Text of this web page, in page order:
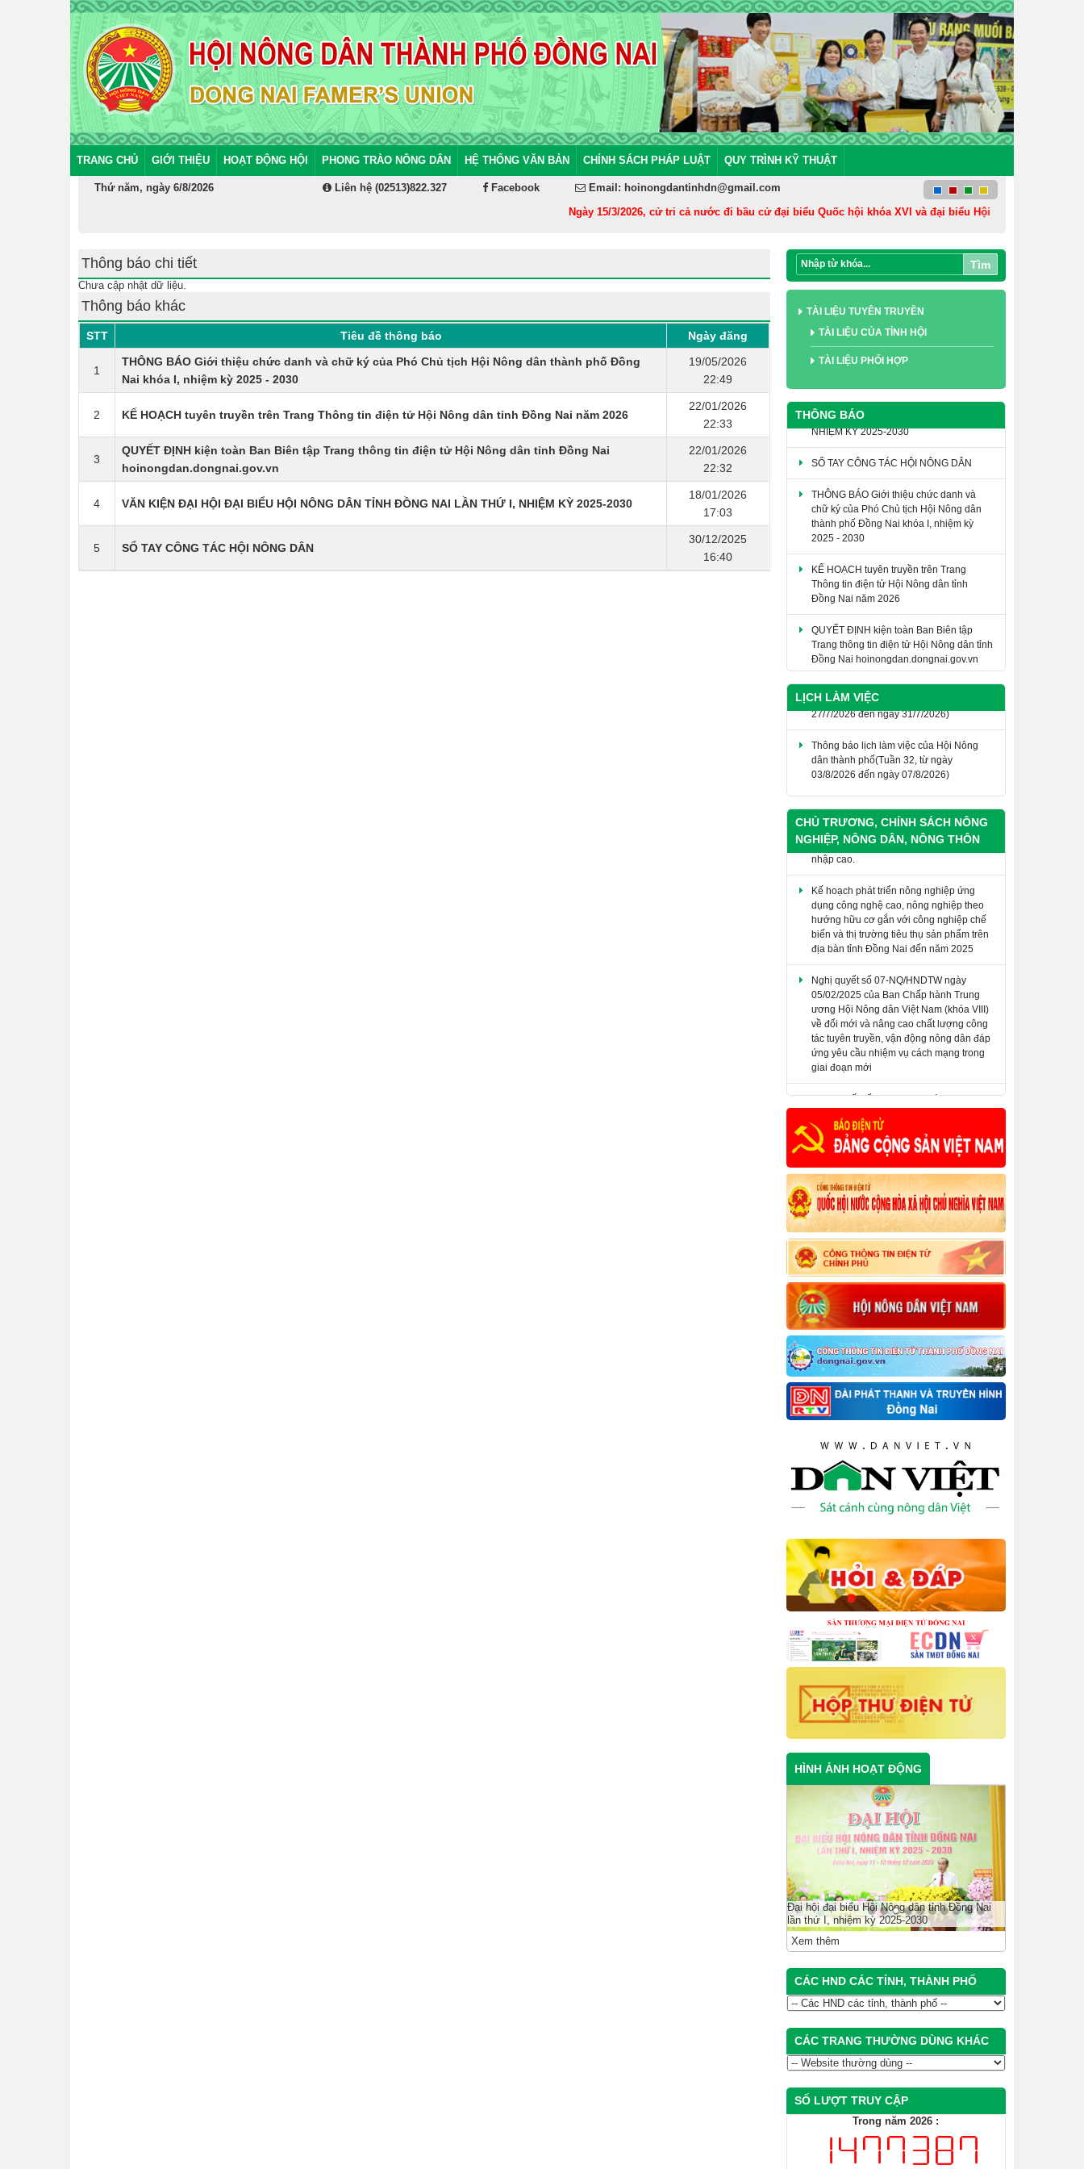
TRANG CHỦ GIỚI THIỆU HOẠT ĐỘNG HỘI PHONG TRÀO NÔNG DÂN HỆ THỐNG VĂN BẢN CHÍNH SÁCH PHÁP LUẬT QUY TRÌNH KỸ THUẬT
Thứ năm, ngày 6/8/2026 Liên hệ (02513)822.327 Facebook
Email: hoinongdantinhdn@gmail.com
Ngày 15/3/2026, cử tri cả nước đi bầu cử đại biểu Quốc hội khóa XVI và đại biểu Hội đồng nhân dân các
Tìm
Thông báo chi tiết
Chưa cập nhật dữ liệu.
Thông báo khác
STT Tiêu đề thông báo Ngày đăng
1
THÔNG BÁO Giới thiệu chức danh và chữ ký của Phó Chủ tịch Hội Nông dân thành phố Đồng
Nai khóa I, nhiệm kỳ 2025 - 2030
19/05/2026
22:49
2 KẾ HOẠCH tuyên truyền trên Trang Thông tin điện tử Hội Nông dân tỉnh Đồng Nai năm 2026
22/01/2026
22:33
3
QUYẾT ĐỊNH kiện toàn Ban Biên tập Trang thông tin điện tử Hội Nông dân tỉnh Đồng Nai
hoinongdan.dongnai.gov.vn
22/01/2026
22:32
4 VĂN KIỆN ĐẠI HỘI ĐẠI BIỂU HỘI NÔNG DÂN TỈNH ĐỒNG NAI LẦN THỨ I, NHIỆM KỲ 2025-2030
18/01/2026
17:03
5 SỔ TAY CÔNG TÁC HỘI NÔNG DÂN
30/12/2025
16:40
TÀI LIỆU TUYÊN TRUYỀN
TÀI LIỆU CỦA TỈNH HỘI
TÀI LIỆU PHỐI HỢP
THÔNG BÁO
chữ ký của Phó Chủ tịch Hội Nông dân
thành phố Đồng Nai khóa I, nhiệm kỳ
2025 - 2030
Thông tin điện tử Hội Nông dân tỉnh
Đồng Nai năm 2026
Trang thông tin điện tử Hội Nông dân tỉnh
Đồng Nai hoinongdan.dongnai.gov.vn
VĂN KIỆN ĐẠI HỘI ĐẠI BIỂU HỘI NÔNG
DÂN TỈNH ĐỒNG NAI LẦN THỨ I,
NHIỆM KỲ 2025-2030
LỊCH LÀM VIỆC
Thông báo lịch làm việc của Hội Nông
03/8/2026 đến ngày 07/8/2026)
THÔNG BÁO Lịch làm việc của Hội Nông
dân thành phố (Tuần 31, từ ngày
27/7/2026 đến ngày 31/7/2026)
CHỦ TRƯƠNG, CHÍNH SÁCH NÔNG
NGHIỆP, NÔNG DÂN, NÔNG THÔN
Kế hoạch phát triển nông nghiệp ứng
dụng công nghệ cao, nông nghiệp theo
hướng hữu cơ gắn với công nghiệp chế
biến và thị trường tiêu thụ sản phẩm trên
địa bàn tỉnh Đồng Nai đến năm 2025
​Nghị quyết số 07-NQ/HNDTW ngày
05/02/2025 của Ban Chấp hành Trung
ương Hội Nông dân Việt Nam (khóa VIII)
về đổi mới và nâng cao chất lượng công
tác tuyên truyền, vận động nông dân đáp
ứng yêu cầu nhiệm vụ cách mạng trong
giai đoạn mới
Nghị quyết số 20-NQ/TW ngày 16/6/2022
về tiếp tục đổi mới, phát triển và nâng
cao hiệu quả kinh tế tập thể trong giai
đoạn mới
Nghị quyết số 19-NQ/TW ngày 16/6/2022
về nông nghiệp, nông dân, nông thôn
đến năm 2030, tầm nhìn đến năm 2045
Nghị quyết số 18-NQ/TW ngày 16/6/2022
về tiếp tục đổi mới, hoàn thiện thể chế,
chính sách, nâng cao hiệu lực, hiệu quả
quản lý và sử dụng đất, tạo động lực đưa
nước ta trở thành nước phát triển có thu
nhập cao.
HÌNH ẢNH HOẠT ĐỘNG
Đại hội đại biểu Hội Nông dân tỉnh Đồng Nai
lần thứ I, nhiệm kỳ 2025-2030
Xem thêm
CÁC HND CÁC TỈNH, THÀNH PHỐ
CÁC TRANG THƯỜNG DÙNG KHÁC
SỐ LƯỢT TRUY CẬP
Trong năm 2026 :